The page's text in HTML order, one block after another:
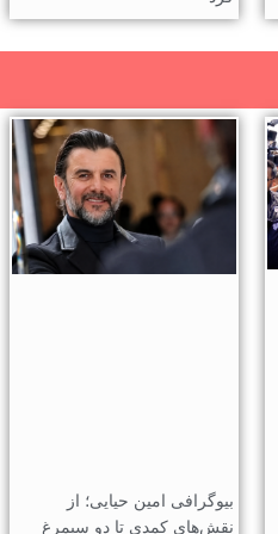
بیوگرافی امین حیایی؛ از
نقش‌های کمدی تا دو سیمرغ